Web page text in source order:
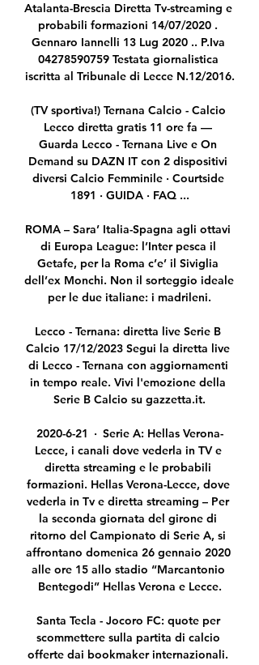
Atalanta-Brescia Diretta Tv-streaming e
probabili formazioni 14/07/2020 .
Gennaro Iannelli 13 Lug 2020 .. P.Iva
04278590759 Testata giornalistica
iscritta al Tribunale di Lecce N.12/2016.
(TV sportiva!) Ternana Calcio - Calcio
Lecco diretta gratis 11 ore fa —
Guarda Lecco - Ternana Live e On
Demand su DAZN IT con 2 dispositivi
diversi Calcio Femminile · Courtside
1891 · GUIDA · FAQ ...
ROMA – Sara’ Italia-Spagna agli ottavi
di Europa League: l’Inter pesca il
Getafe, per la Roma c’e’ il Siviglia
dell’ex Monchi. Non il sorteggio ideale
per le due italiane: i madrileni.
Lecco - Ternana: diretta live Serie B
Calcio 17/12/2023 Segui la diretta live
di Lecco - Ternana con aggiornamenti
in tempo reale. Vivi l'emozione della
Serie B Calcio su gazzetta.it.
2020-6-21 · Serie A: Hellas Verona-
Lecce, i canali dove vederla in TV e
diretta streaming e le probabili
formazioni. Hellas Verona-Lecce, dove
vederla in Tv e diretta streaming – Per
la seconda giornata del girone di
ritorno del Campionato di Serie A, si
affrontano domenica 26 gennaio 2020
alle ore 15 allo stadio “Marcantonio
Bentegodi” Hellas Verona e Lecce.
Santa Tecla - Jocoro FC: quote per
scommettere sulla partita di calcio
offerte dai bookmaker internazionali.